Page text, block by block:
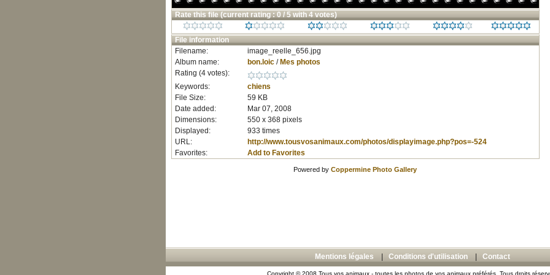
Rate this file (current rating : 0 / 5 with 4 votes)
File information
Filename:
image_reelle_656.jpg
Album name:
bon.loic/ Mes photos
Rating (4 votes):
Keywords:
chiens
File Size:
59 KB
Date added:
Mar 07, 2008
Dimensions:
550 x 368 pixels
Displayed:
933 times
URL:
http://www.tousvosanimaux.com/photos/displayimage.php?pos=-524
Favorites:
Add to Favorites
Powered by Coppermine Photo Gallery
Mentions légales Conditions d'utilisation Contact
Copyright © 2008 Tous vos animaux - toutes les photos de vos animaux préférés. Tous droits